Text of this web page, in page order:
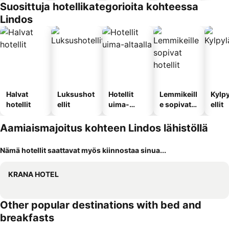
Suosittuja hotellikategorioita kohteessa
Lindos
Halvat
hotellit
Luksushot
ellit
Hotellit
uima-
Lemmikeill
e sopivat
ellit
Aamiaismajoitus kohteen Lindos lähistöllä
Nämä hotellit saattavat myös kiinnostaa sinua...
KRANA HOTEL
Other popular destinations with bed and
breakfasts